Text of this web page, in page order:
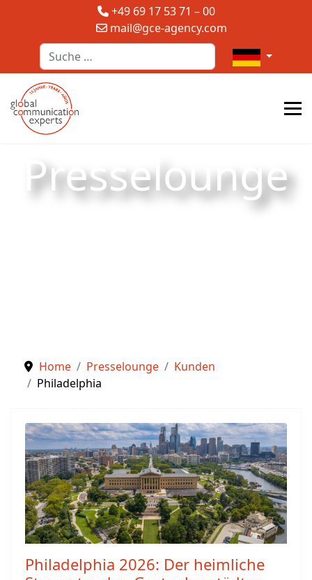
+49 69 17 53 71 – 00
mail@gce-agency.com
Suchen
Sprache
Presselounge
Home Presselounge
Kunden
Philadelphia
Philadelphia 2026: Der heimliche